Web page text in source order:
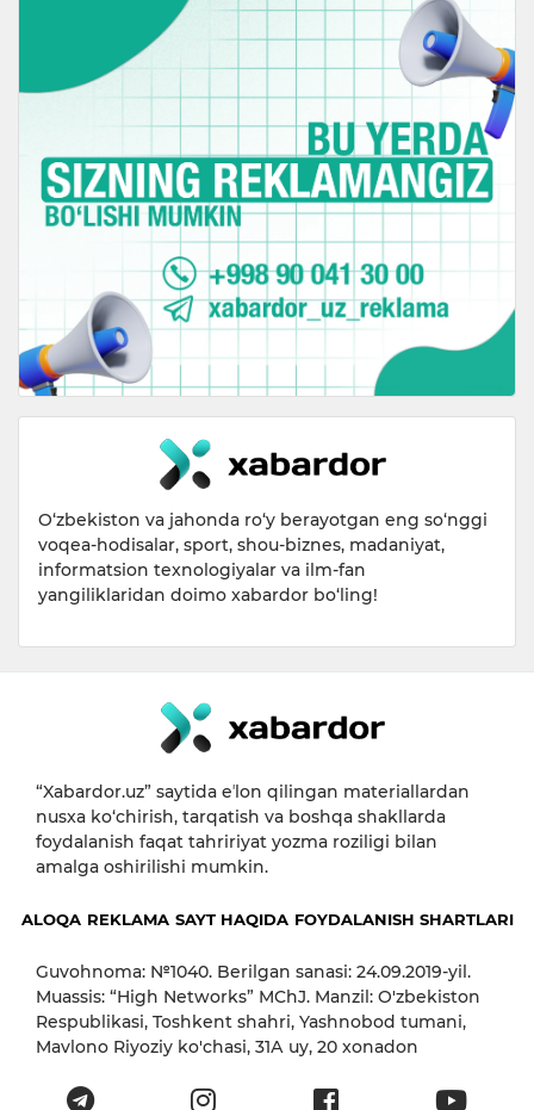
O‘zbekiston va jahonda ro‘y berayotgan eng so‘nggi
voqea-hodisalar, sport, shou-biznes, madaniyat,
informatsion texnologiyalar va ilm-fan
yangiliklaridan doimo xabardor bo‘ling!
“Xabardor.uz” saytida eʼlon qilingan materiallardan
nusxa ko‘chirish, tarqatish va boshqa shakllarda
foydalanish faqat tahririyat yozma roziligi bilan
amalga oshirilishi mumkin.
ALOQA REKLAMA SAYT HAQIDA FOYDALANISH SHARTLARI
Guvohnoma: №1040. Berilgan sanasi: 24.09.2019-yil.
Muassis: “High Networks” MChJ. Manzil: O'zbekiston
Respublikasi, Toshkent shahri, Yashnobod tumani,
Mavlono Riyoziy ko'chasi, 31А uy, 20 xonadon